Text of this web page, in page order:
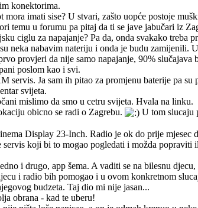
konektorima.
mora imati sise? U stvari, zašto uopće postoje
temu u forumu pa pitaj da ti se jave jabučari iz
ciglu za napajanje? Pa da, onda svakako treba
neka nabavim nateriju i onda je budu zamijenili.
provjeri da nije samo napajanje, 90% slučajava
poslom kao i svi.
servis. Ja sam ih pitao za promjenu baterije pa
svijeta.
mislimo da smo u cetru svijeta. Hvala na linku.
obicno se radi o Zagrebu. U tom slucaju
Display 23-Inch. Radio je ok do prije mjesec
koji bi to mogao pogledati i možda popraviti
i drugo, app šema. A vaditi se na bilesnu
i radio bih pomogao i u ovom konkretnom
budzeta. Taj dio mi nije jasan...
obrana - kad te uberu!